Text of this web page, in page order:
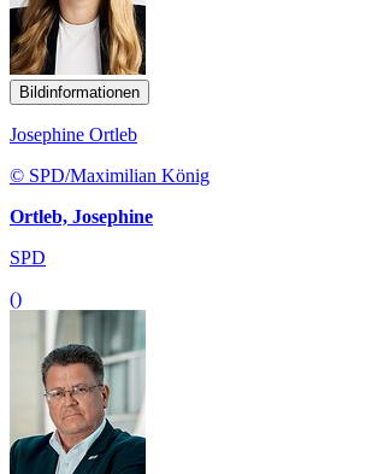
Bildinformationen
Josephine Ortleb
© SPD/Maximilian König
Ortleb, Josephine
SPD
()